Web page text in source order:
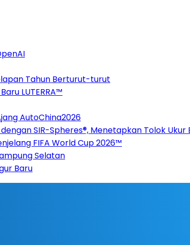
Tahun Berturut-turut
LUTERRA™
AutoChina2026
SIR-Spheres®, Menetapkan Tolok Ukur
FIFA World Cup 2026™
Selatan
Baru